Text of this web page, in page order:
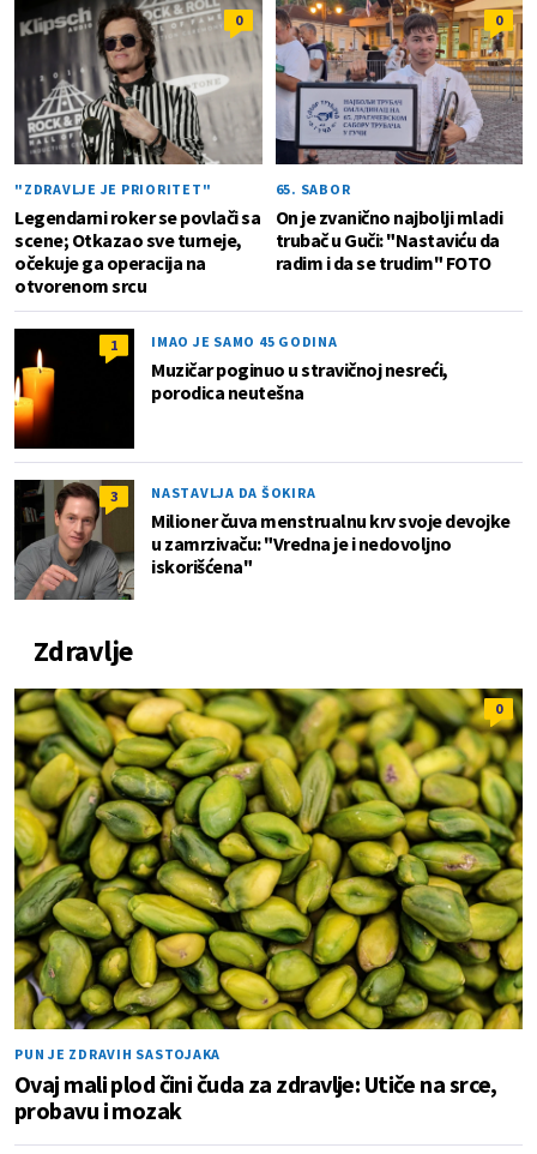
0
"ZDRAVLJE JE PRIORITET"
Legendarni roker se povlači sa
scene; Otkazao sve turneje,
očekuje ga operacija na
otvorenom srcu
0
65. SABOR
On je zvanično najbolji mladi
trubač u Guči: "Nastaviću da
radim i da se trudim" FOTO
1 IMAO JE SAMO 45 GODINA
Muzičar poginuo u stravičnoj nesreći,
porodica neutešna
3 NASTAVLJA DA ŠOKIRA
Milioner čuva menstrualnu krv svoje devojke
u zamrzivaču: "Vredna je i nedovoljno
iskorišćena"
Zdravlje
0
PUN JE ZDRAVIH SASTOJAKA
Ovaj mali plod čini čuda za zdravlje: Utiče na srce,
probavu i mozak